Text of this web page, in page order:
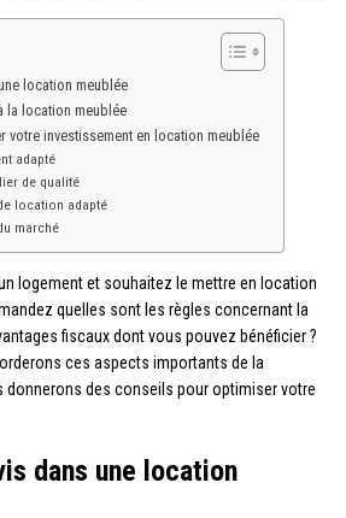
location meublée
la location meublée
investissement en location meublée
adapté
de qualité
location adapté
marché
logement et souhaitez le mettre en location
quelles sont les règles concernant la
fiscaux dont vous pouvez bénéficier ?
ces aspects importants de la
donnerons des conseils pour optimiser votre
dans une location